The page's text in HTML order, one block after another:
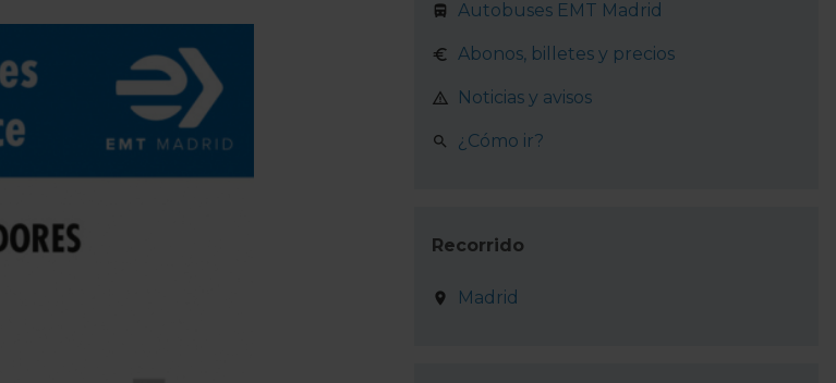
Autobuses EMT Madrid
Abonos, billetes y precios
Noticias y avisos
¿Cómo ir?
Recorrido
Madrid